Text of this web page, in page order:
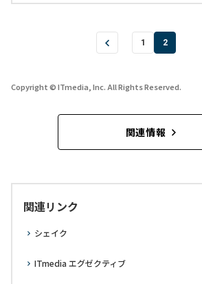
1 2
Copyright © ITmedia, Inc. All Rights Reserved.
関連情報
関連リンク
シェイク
ITmedia エグゼクティブ